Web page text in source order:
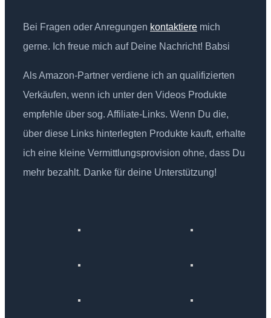
Bei Fragen oder Anregungen kontaktiere mich
gerne. Ich freue mich auf Deine Nachricht! Babsi
Als Amazon-Partner verdiene ich an qualifizierten
Verkäufen, wenn ich unter den Videos Produkte
empfehle über sog. Affiliate-Links. Wenn Du die,
über diese Links hinterlegten Produkte kauft, erhalte
ich eine kleine Vermittlungsprovision ohne, dass Du
mehr bezahlt. Danke für deine Unterstützung!